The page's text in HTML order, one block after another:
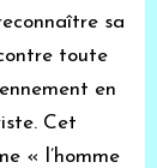
sa
toute
en
Cet
« l’homme